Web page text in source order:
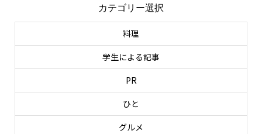
カテゴリー選択
料理
学生による記事
PR
ひと
グルメ